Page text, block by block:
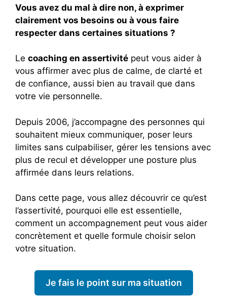
Vous avez du mal à dire non, à exprimer
clairement vos besoins ou à vous faire
respecter dans certaines situations ?
Le coaching en assertivité peut vous aider à
vous affirmer avec plus de calme, de clarté et
de confiance, aussi bien au travail que dans
votre vie personnelle.
Depuis 2006, j’accompagne des personnes qui
souhaitent mieux communiquer, poser leurs
limites sans culpabiliser, gérer les tensions avec
plus de recul et développer une posture plus
affirmée dans leurs relations.
Dans cette page, vous allez découvrir ce qu’est
l’assertivité, pourquoi elle est essentielle,
comment un accompagnement peut vous aider
concrètement et quelle formule choisir selon
votre situation.
Je fais le point sur ma situation